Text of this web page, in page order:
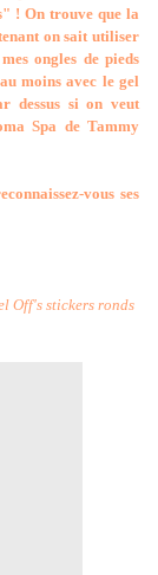
! On trouve que la
on sait utiliser
ongles de pieds
moins avec le gel
dessus si on veut
Spa de Tammy
vous ses
Off's stickers ronds